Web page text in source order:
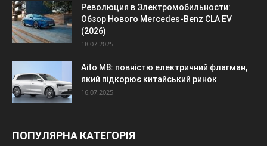
Революция в Электромобильности:
Обзор Нового Mercedes-Benz CLA EV
(2026)
18.07.2025
Aito M8: повністю електричний флагман,
який підкорює китайський ринок
16.07.2025
ПОПУЛЯРНА КАТЕГОРІЯ